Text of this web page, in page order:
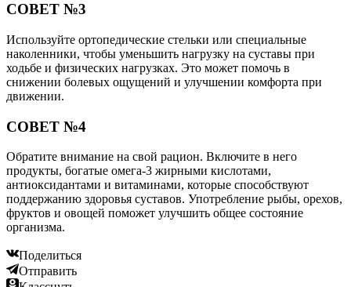
СОВЕТ №3
Используйте ортопедические стельки или специальные
наколенники, чтобы уменьшить нагрузку на суставы при
ходьбе и физических нагрузках. Это может помочь в
снижении болевых ощущений и улучшении комфорта при
движении.
СОВЕТ №4
Обратите внимание на свой рацион. Включите в него
продукты, богатые омега-3 жирными кислотами,
антиоксидантами и витаминами, которые способствуют
поддержанию здоровья суставов. Употребление рыбы, орехов,
фруктов и овощей поможет улучшить общее состояние
организма.
Поделиться
Отправить